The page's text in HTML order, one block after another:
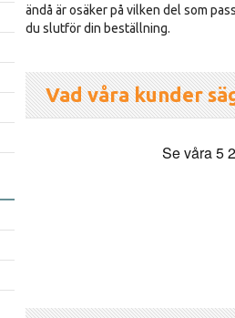
ändå är osäker på vilken del som
du slutför din beställning.
Vad våra kunder